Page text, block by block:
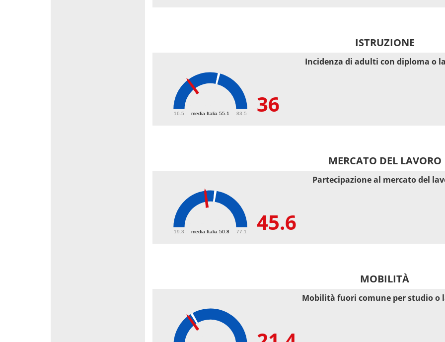
ISTRUZIONE
media Italia 55.1
16.5 83.5 36
Incidenza di adulti con diploma o
MERCATO DEL LAVORO
media Italia 50.8
19.3 77.1 45.6
Partecipazione al mercato del
MOBILITÀ
Mobilità fuori comune per studio o